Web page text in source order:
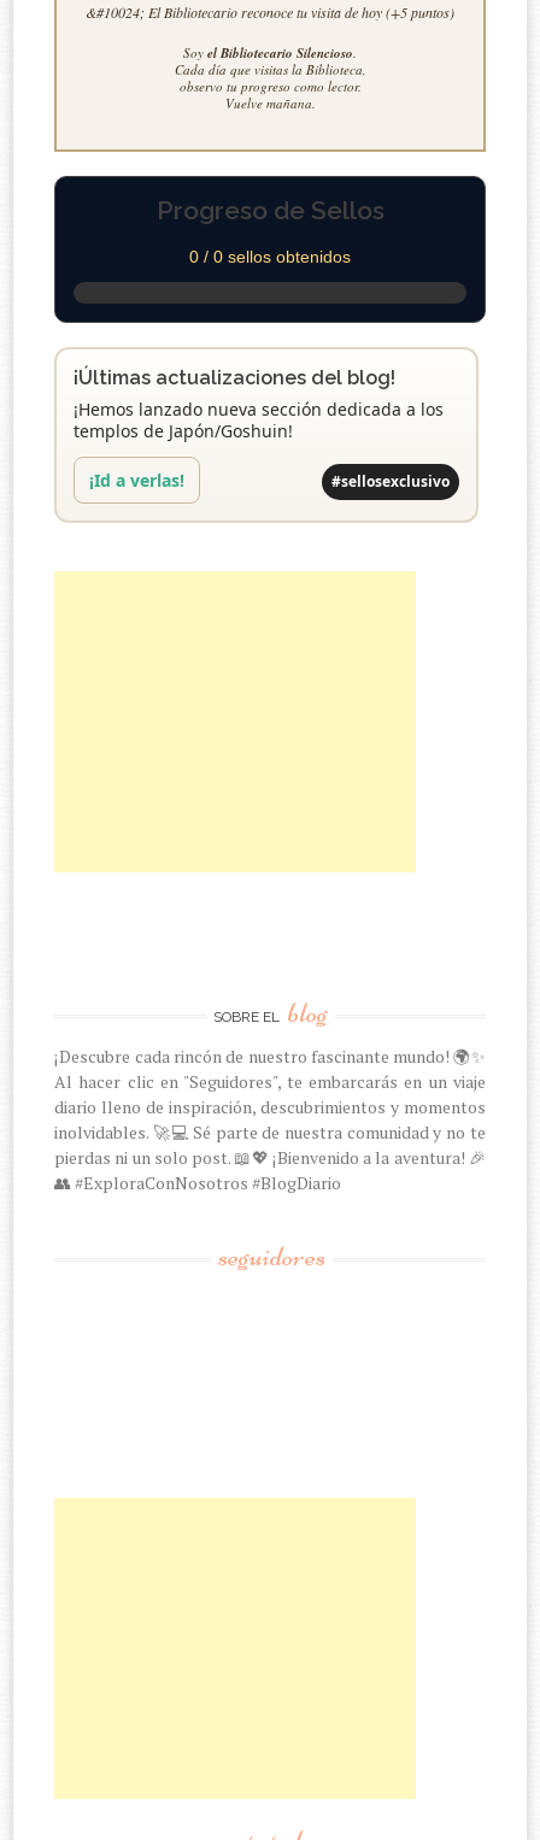
&#10024; El Bibliotecario reconoce tu visita de hoy (+5 puntos)
Soy el Bibliotecario Silencioso
Cada día que visitas la Biblioteca,
observo tu progreso como lector.
Vuelve mañana.
Progreso de Sellos
0 / 0 sellos obtenidos
¡Últimas actualizaciones del blog!
¡Hemos lanzado nueva sección dedicada a los
templos de Japón/Goshuin!
¡Id a verlas! #sellosexclusivo
SOBRE EL blog
¡Descubre cada rincón de nuestro fascinante mundo! 🌍✨
Al hacer clic en "Seguidores", te embarcarás en un viaje
diario lleno de inspiración, descubrimientos y momentos
inolvidables. 🚀💻 Sé parte de nuestra comunidad y no te
pierdas ni un solo post. 📖💖 ¡Bienvenido a la aventura! 🎉
👥 #ExploraConNosotros #BlogDiario
seguidores